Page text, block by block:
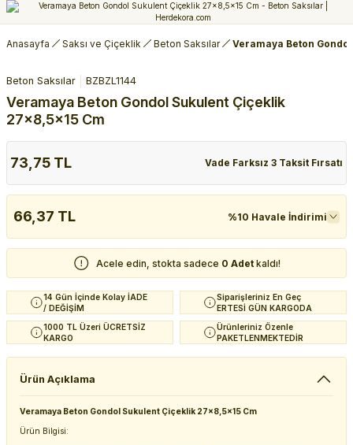
Anasayfa Saksı ve Çiçeklik Beton Saksılar Veramaya Beton
Beton Saksılar BZBZL1144
Veramaya Beton Gondol Sukulent Çiçeklik
27x8,5x15 Cm
73,75 TL Vade Farksız 3 Taksit Fırsatı
66,37 TL %10 Havale İndirimi
Acele edin, stokta sadece 0 Adet kaldı!
14 Gün İçinde Kolay İADE
/ DEĞİŞİM
Siparişleriniz En Geç
ERTESİ GÜN KARGODA
1000 TL Üzeri ÜCRETSİZ
KARGO
Ürünleriniz Özenle
PAKETLENMEKTEDİR
Ürün Açıklama
Veramaya Beton Gondol Sukulent Çiçeklik 27x8,5x15 Cm
Ürün Bilgisi: